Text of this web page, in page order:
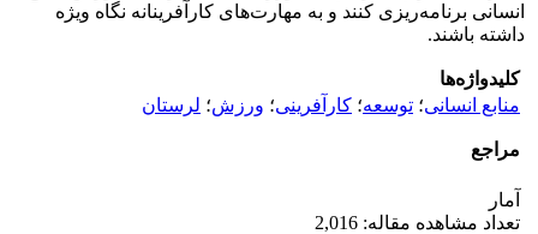
انسانی برنامه‌ریزی کنند و به مهارت‌های کارآفرینانه نگاه ویژه
داشته باشند.
کلیدواژه‌ها
منابع انسانی؛ توسعه؛ کارآفرینی؛ ورزش؛ لرستان
مراجع
آمار
تعداد مشاهده مقاله: 2,016